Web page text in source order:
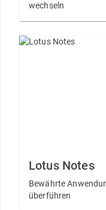
wechseln
Lotus Notes
Bewährte
überführen